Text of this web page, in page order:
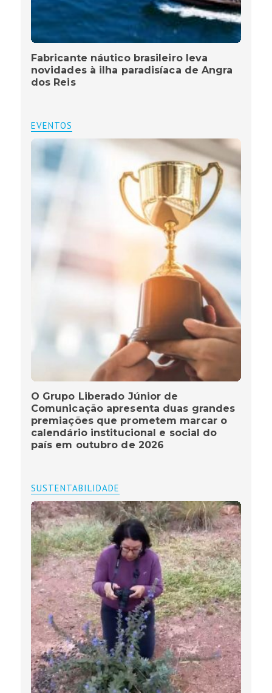
Fabricante náutico brasileiro leva
novidades à ilha paradisíaca de Angra
dos Reis
EVENTOS
O Grupo Liberado Júnior de
Comunicação apresenta duas grandes
premiações que prometem marcar o
calendário institucional e social do
país em outubro de 2026
SUSTENTABILIDADE